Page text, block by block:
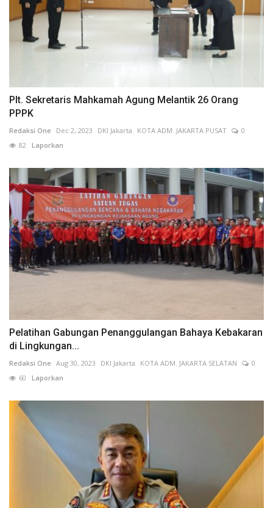
Plt. Sekretaris Mahkamah Agung Melantik 26 Orang
PPPK
Redaksi One Dec 2, 2023 DKI Jakarta KOTA ADM. JAKARTA PUSAT
0
82 Laporkan
Pelatihan Gabungan Penanggulangan Bahaya Kebakaran
di Lingkungan...
Redaksi One Aug 30, 2023 DKI Jakarta KOTA ADM. JAKARTA SELATAN
0
60 Laporkan